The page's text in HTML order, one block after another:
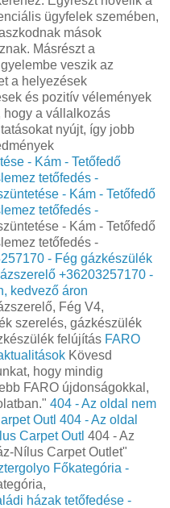
ügyfelek szemében,
mások
Másrészt a
veszik az
a helyezések
és pozitív vélemények
hogy a vállalkozás
nyújt, így jobb
- Kám - Tetőfedő
tetőfedés -
- Kám - Tetőfedő
tetőfedés -
- Kám - Tetőfedő
tetőfedés -
- Fég gázkészülék
+36203257170 -
kedvező áron
Fég V4,
szerelés, gázkészülék
felújítás FARO
Kövesd
hogy mindig
FARO újdonságokkal,
404 - Az oldal nem
Outl 404 - Az oldal
Carpet Outl 404 - Az
Nílus Carpet Outlet"
Főkategória -
házak tetőfedése -